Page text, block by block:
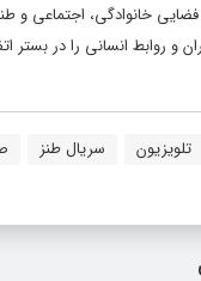
فضایی خانوادگی، اجتماعی و
و روابط انسانی را در بستر
تلویزیون سریال طنز